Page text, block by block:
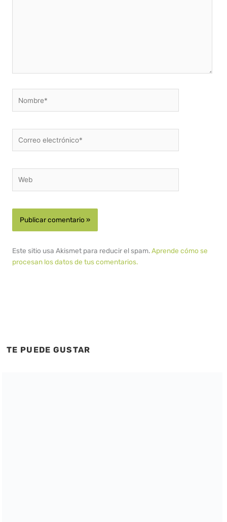
electrónico*
Este sitio usa Akismet para reducir el spam.Aprende cómo se
procesan los datos de tus comentarios.
TE PUEDE GUSTAR